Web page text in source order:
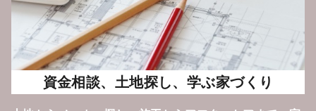
資金相談、土地探し、学ぶ家づくり